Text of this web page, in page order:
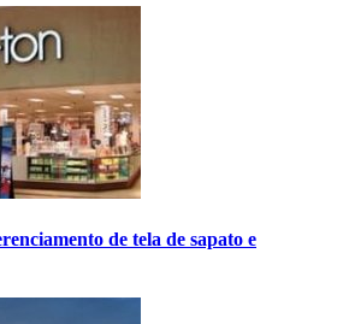
de tela de sapato e